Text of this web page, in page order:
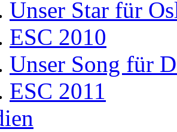
Unser Star für
ESC 2010
Unser Song für
ESC 2011